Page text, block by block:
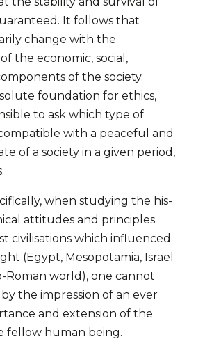
It follows that
change with the
the economic, social,
of the society.
foundation for ethics,
to ask which type of
with a peaceful and
of a society in a given period,
when studying the his­
attitudes and prin­ci­ples
civi­lisa­tions which in­fluenced
(Egypt, Meso­po­ta­mia, Israel
Roman world), one cannot
the impression of an ever
and ex­ten­sion of the
fel­low human being.